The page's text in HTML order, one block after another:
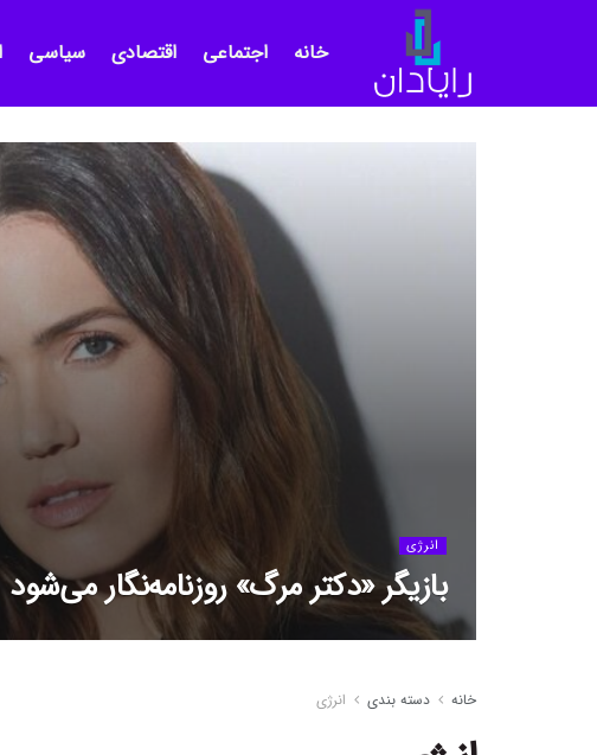
خانه اجتماعی اقتصادی سیاسی
انرژی
بازیگر «دکتر مرگ» روزنامه‌نگار می‌شود
خانه دسته بندی انرژی